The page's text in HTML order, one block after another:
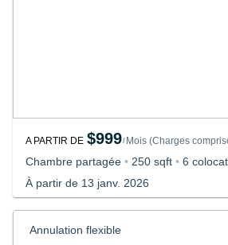
A PARTIR DE $999/ Mois (Charges
Chambre partagée • 250 sqft • 6
À partir de 13 janv. 2026
Annulation flexible